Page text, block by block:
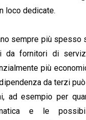
loco dedicate.
sempre più spesso
da fornitori di
più
da terzi
ad esempio per
e le